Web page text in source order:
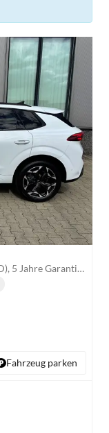
Basis 2.0 TSI 204PS DSG 4DRIVE (ALLRAD), 5 Jahre Garantie, 18" Alu, Climatronic, Parksensoren vorn/hinten, Rückfahrkamera, Tempomat, Media 12,9" + Full Link, M-Lederlenkrad, Dachreling, LED-Scheinwerfer
Fahrzeug parken